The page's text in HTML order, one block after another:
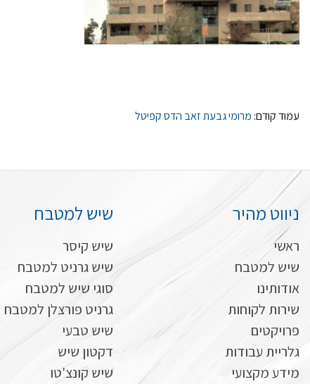
עמוד קודם: מרומי גבעת זאב הדס קפיטל
ניווט מהיר
ראשי
שיש למטבח
אודותינו
שירות לקוחות
פרויקטים
גלריית עבודות
מידע מקצועי
שיש למטבח
שיש קיסר
שיש גרניט למטבח
סוגי שיש למטבח
גרניט פורצלן למטבח
שיש טבעי
דקטון שיש
שיש קונצ'טו